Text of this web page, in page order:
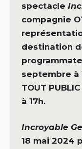
spectacle
compagnie
destination
septembre à
TOUT
à 17h.
Incroyable
18 mai 2024